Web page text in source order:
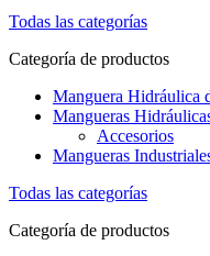
Todas las categorías
Categoría de productos
Manguera Hidráulica
Mangueras
Accesorios
Mangueras
Todas las categorías
Categoría de productos